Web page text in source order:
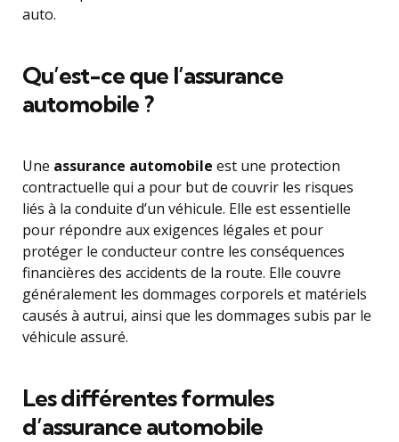
auto.
Qu’est-ce que l’assurance
automobile ?
Une assurance automobile est une protection
contractuelle qui a pour but de couvrir les risques
liés à la conduite d’un véhicule. Elle est essentielle
pour répondre aux exigences légales et pour
protéger le conducteur contre les conséquences
financières des accidents de la route. Elle couvre
généralement les dommages corporels et matériels
causés à autrui, ainsi que les dommages subis par le
véhicule assuré.
Les différentes formules
d’assurance automobile